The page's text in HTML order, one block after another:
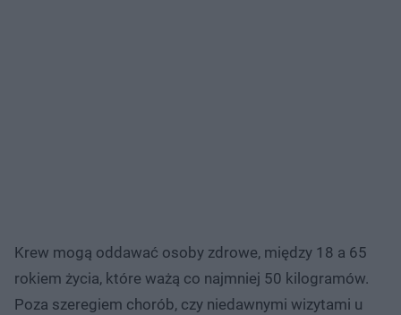
Krew mogą oddawać osoby zdrowe, między 18 a 65
rokiem życia, które ważą co najmniej 50 kilogramów.
Poza szeregiem chorób, czy niedawnymi wizytami u